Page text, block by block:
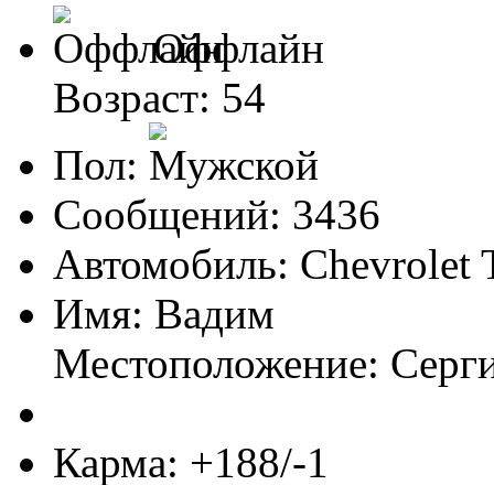
Оффлайн
Возраст: 54
Пол:
Сообщений: 3436
Автомобиль: Chevrolet
Имя: Вадим
Местоположение:
Карма: +188/-1